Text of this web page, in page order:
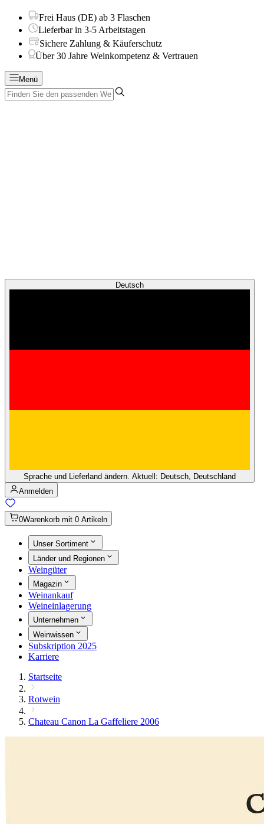
Frei Haus (DE) ab 3 Flaschen
Lieferbar in 3-5 Arbeitstagen
Sichere Zahlung & Käuferschutz
Über 30 Jahre Weinkompetenz & Vertrauen
Menü
Deutsch
Sprache und Lieferland ändern. Aktuell: Deutsch, Deutschland
Anmelden
0Warenkorb mit 0 Artikeln
Unser Sortiment
Länder und Regionen
Weingüter
Magazin
Weinankauf
Weineinlagerung
Unternehmen
Weinwissen
Subskription 2025
Karriere
Startseite
Rotwein
Chateau Canon La Gaffeliere 2006